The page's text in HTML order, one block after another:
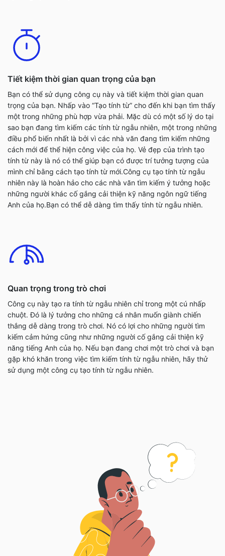
Tiết kiệm thời gian quan trọng của bạn
Bạn có thể sử dụng công cụ này và tiết kiệm thời gian quan
trọng của bạn. Nhấp vào “Tạo tính từ” cho đến khi bạn tìm thấy
một trong những phù hợp vừa phải. Mặc dù có một số lý do tại
sao bạn đang tìm kiếm các tính từ ngẫu nhiên, một trong những
điều phổ biến nhất là bởi vì các nhà văn đang tìm kiếm những
cách mới để thể hiện công việc của họ. Vẻ đẹp của trình tạo
tính từ này là nó có thể giúp bạn có được trí tưởng tượng của
mình chỉ bằng cách tạo tính từ mới.Công cụ tạo tính từ ngẫu
nhiên này là hoàn hảo cho các nhà văn tìm kiếm ý tưởng hoặc
những người khác cố gắng cải thiện kỹ năng ngôn ngữ tiếng
Anh của họ.Bạn có thể dễ dàng tìm thấy tính từ ngẫu nhiên.
Quan trọng trong trò chơi
Công cụ này tạo ra tính từ ngẫu nhiên chỉ trong một cú nhấp
chuột. Đó là lý tưởng cho những cá nhân muốn giành chiến
thắng dễ dàng trong trò chơi. Nó có lợi cho những người tìm
kiếm cảm hứng cũng như những người cố gắng cải thiện kỹ
năng tiếng Anh của họ. Nếu bạn đang chơi một trò chơi và bạn
gặp khó khăn trong việc tìm kiếm tính từ ngẫu nhiên, hãy thử
sử dụng một công cụ tạo tính từ ngẫu nhiên.